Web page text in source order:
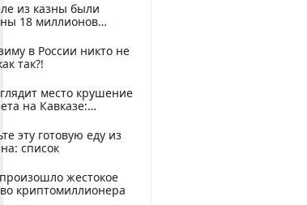
из казны были
18 миллионов
в России никто не
так?!
место крушение
на Кавказе:
эту готовую еду из
список
жестокое
криптомиллионера